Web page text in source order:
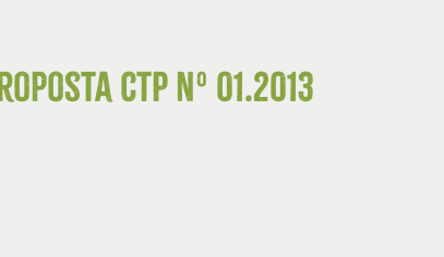
CTP Nº 01.2013